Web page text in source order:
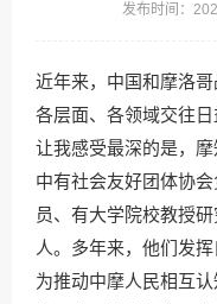
发布时间：
近年来，中国和摩洛
各层面、各领域交往日
让我感受最深的是，
中有社会友好团体协
员、有大学院校教授
人。多年来，他们发
为推动中摩人民相互